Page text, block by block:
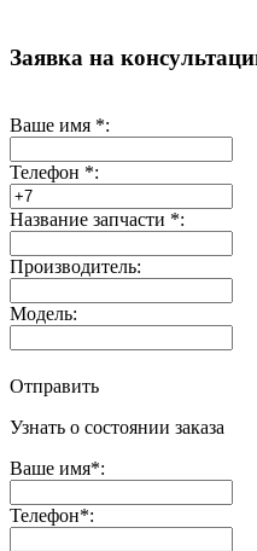
Заявка на
Ваше имя *:
Телефон *:
Название запчасти *:
Производитель:
Модель:
Отправить
Узнать о состоянии заказа
Ваше имя*:
Телефон*: